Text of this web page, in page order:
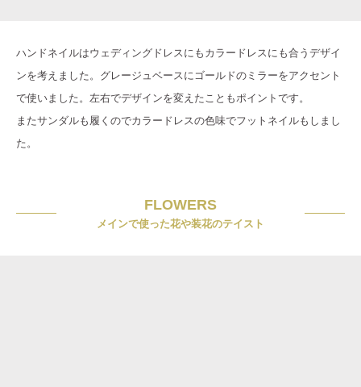
ハンドネイルはウェディングドレスにもカラードレスにも合うデザイ
ンを考えました。グレージュベースにゴールドのミラーをアクセント
で使いました。左右でデザインを変えたこともポイントです。
またサンダルも履くのでカラードレスの色味でフットネイルもしまし
た。
FLOWERS
メインで使った花や装花のテイスト